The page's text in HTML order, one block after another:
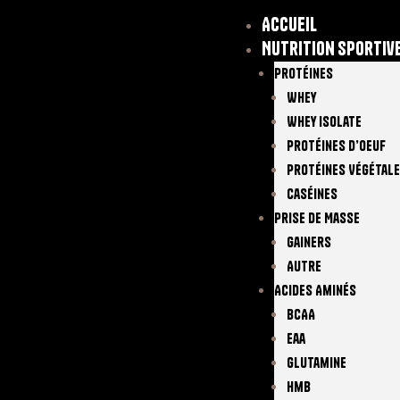
Accueil
Nutrition
Protéines
Whey
Whey Isolate
Protéines D’oeuf
Protéines
Caséines
Prise De Masse
Gainers
Autre
Acides Aminés
BCAA
Eaa
Glutamine
Hmb